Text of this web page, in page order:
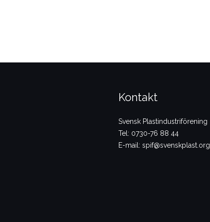
Kontakt
Svensk Plastindustriförening
Tel: 0730-76 88 44
E-mail: spif@svenskplast.org